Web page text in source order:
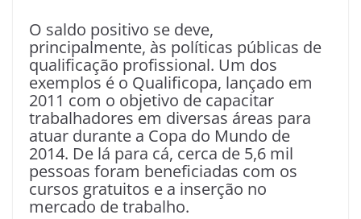
O saldo positivo se deve,
principalmente, às políticas públicas de
qualificação profissional. Um dos
exemplos é o Qualificopa, lançado em
2011 com o objetivo de capacitar
trabalhadores em diversas áreas para
atuar durante a Copa do Mundo de
2014. De lá para cá, cerca de 5,6 mil
pessoas foram beneficiadas com os
cursos gratuitos e a inserção no
mercado de trabalho.